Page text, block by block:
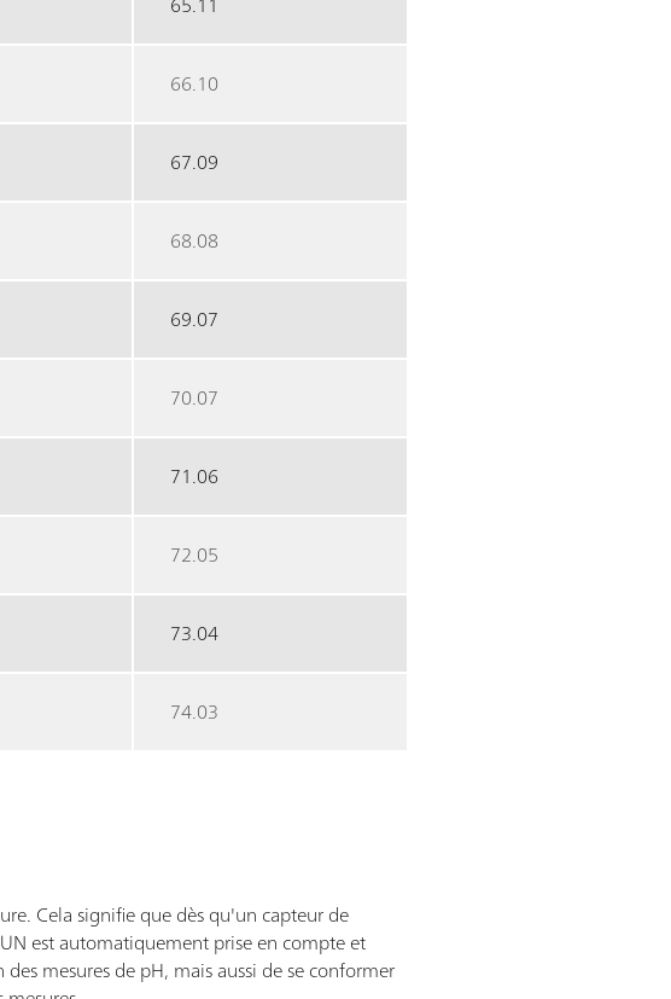
66.10
67.09
68.08
69.07
70.07
71.06
72.05
73.04
74.03
Cela signifie que dès qu'un capteur de
est automatiquement prise en compte et
mesures de pH, mais aussi de se conformer